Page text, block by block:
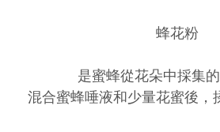
蜂花粉
是蜜蜂從花朵中採集的
混合蜜蜂唾液和少量花蜜後，